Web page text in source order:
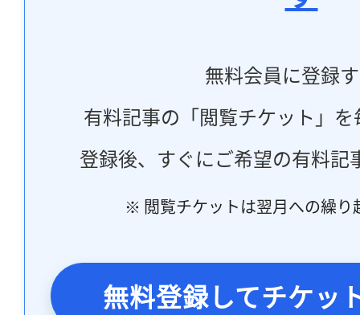
無料会員に登録
有料記事の「閲覧チケット」
登録後、すぐにご希望の有料記
※ 閲覧チケットは翌月への繰り
無料登録してチケッ